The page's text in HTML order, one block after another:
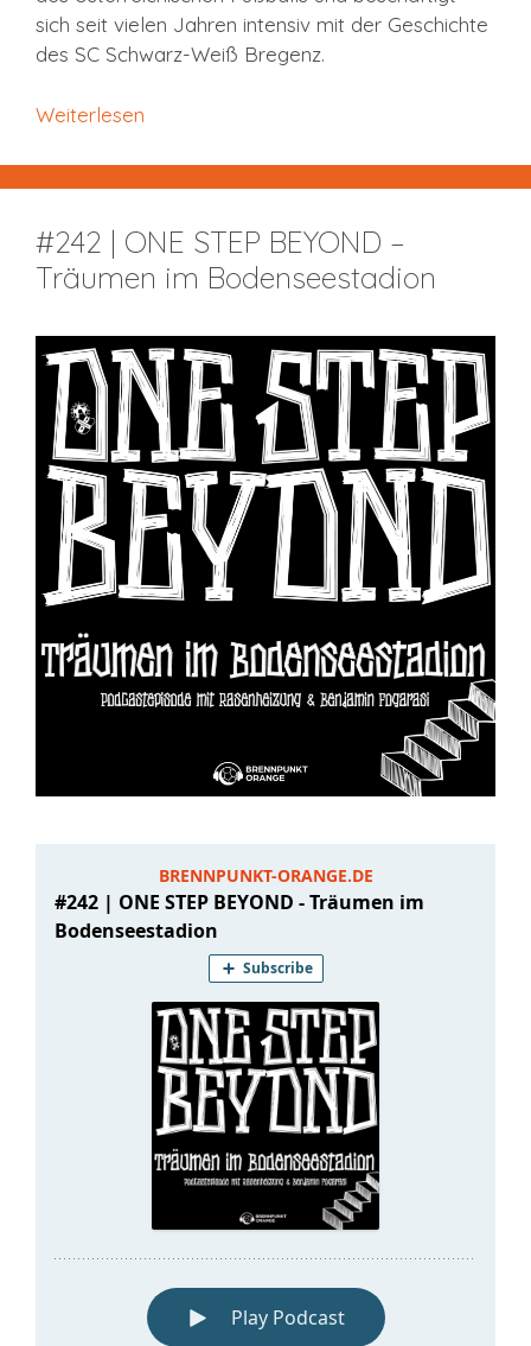
sich seit vielen Jahren intensiv mit der Geschichte
des SC Schwarz-Weiß Bregenz.
Weiterlesen
#242 | ONE STEP BEYOND –
Träumen im Bodenseestadion